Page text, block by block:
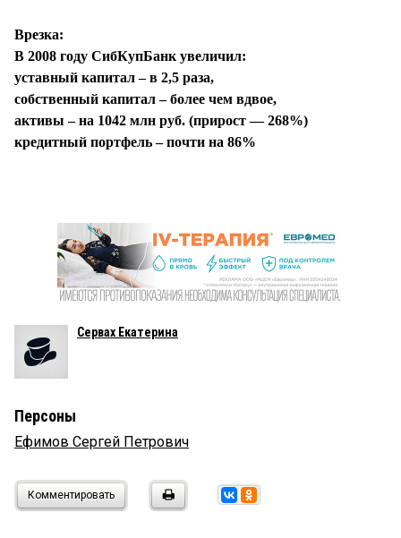
Врезка:
В 2008 году СибКупБанк увеличил:
уставный капитал – в 2,5 раза,
собственный капитал – более чем вдвое,
активы – на 1042 млн руб. (прирост — 268%)
кредитный портфель – почти на 86%
Сервах Екатерина
Персоны
Ефимов Сергей Петрович
Комментировать